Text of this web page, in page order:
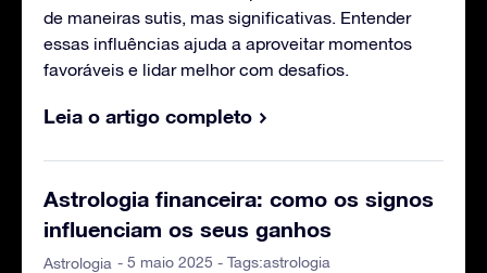
de maneiras sutis, mas significativas. Entender
essas influências ajuda a aproveitar momentos
favoráveis e lidar melhor com desafios.
Leia o artigo completo
Astrologia financeira: como os signos
influenciam os seus ganhos
Astrologia - 5 maio 2025 - Tags:astrologia